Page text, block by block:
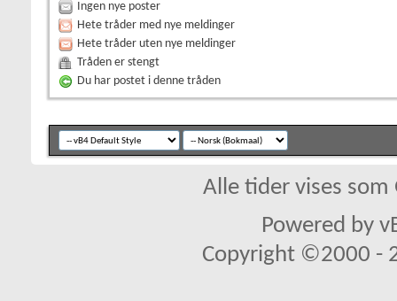
Ingen nye poster
Hete tråder med nye meldinger
Hete tråder uten nye meldinger
Tråden er stengt
Du har postet i denne tråden
Alle tider vises som
Powered by
Copyright ©2000 -